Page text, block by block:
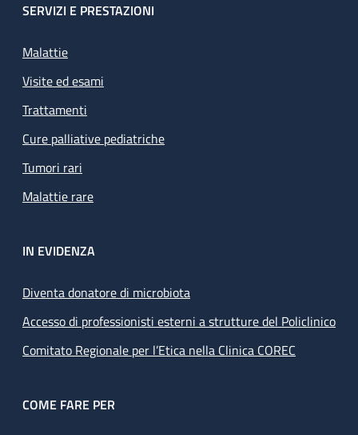
SERVIZI E PRESTAZIONI
Malattie
Visite ed esami
Trattamenti
Cure palliative pediatriche
Tumori rari
Malattie rare
IN EVIDENZA
Diventa donatore di microbiota
Accesso di professionisti esterni a strutture del Policlinico
Comitato Regionale per l’Etica nella Clinica COREC
COME FARE PER